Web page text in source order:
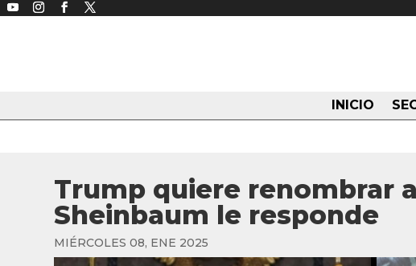
INICIO
Trump quiere renombrar
Sheinbaum le responde
MIÉRCOLES 08, ENE 2025